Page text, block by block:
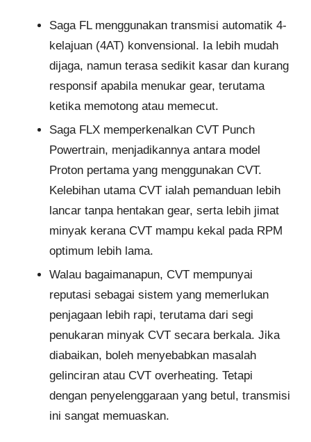
Saga FL menggunakan transmisi automatik 4-
kelajuan (4AT) konvensional. Ia lebih mudah
dijaga, namun terasa sedikit kasar dan kurang
responsif apabila menukar gear, terutama
ketika memotong atau memecut.
Saga FLX memperkenalkan CVT Punch
Powertrain, menjadikannya antara model
Proton pertama yang menggunakan CVT.
Kelebihan utama CVT ialah pemanduan lebih
lancar tanpa hentakan gear, serta lebih jimat
minyak kerana CVT mampu kekal pada RPM
optimum lebih lama.
Walau bagaimanapun, CVT mempunyai
reputasi sebagai sistem yang memerlukan
penjagaan lebih rapi, terutama dari segi
penukaran minyak CVT secara berkala. Jika
diabaikan, boleh menyebabkan masalah
gelinciran atau CVT overheating. Tetapi
dengan penyelenggaraan yang betul, transmisi
ini sangat memuaskan.